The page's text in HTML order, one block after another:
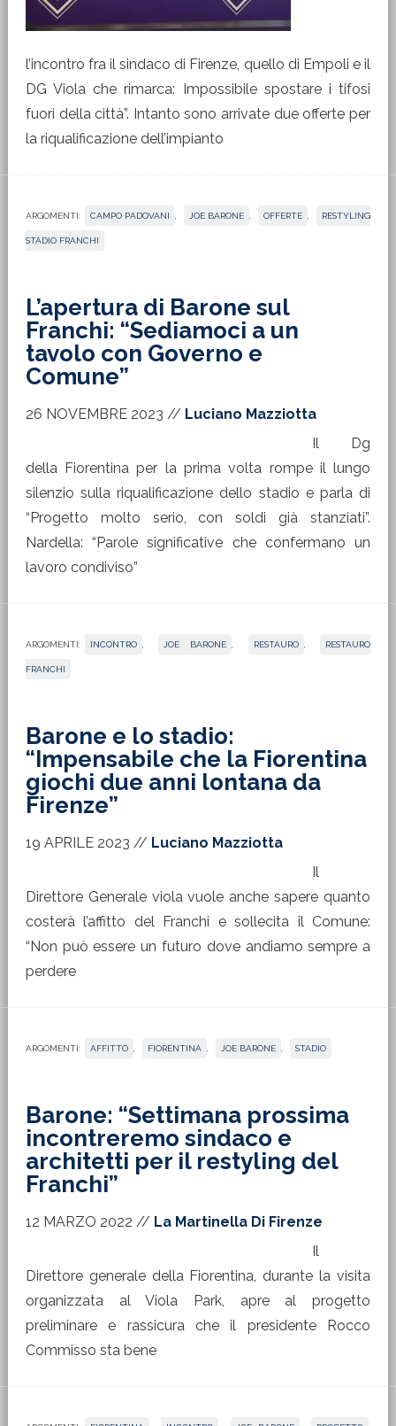
l’incontro fra il sindaco di Firenze, quello di Empoli e il
DG Viola che rimarca: Impossibile spostare i tifosi
fuori della città”. Intanto sono arrivate due offerte per
la riqualificazione dell’impianto
ARGOMENTI: CAMPO PADOVANI JOE BARONE OFFERTE RESTYLING
STADIO FRANCHI
L’apertura di Barone sul
Franchi: “Sediamoci a un
tavolo con Governo e
Comune”
26 NOVEMBRE 2023 // Luciano Mazziotta
Il Dg
della Fiorentina per la prima volta rompe il lungo
silenzio sulla riqualificazione dello stadio e parla di
“Progetto molto serio, con soldi già stanziati”.
Nardella: “Parole significative che confermano un
lavoro condiviso”
ARGOMENTI: INCONTRO JOE BARONE RESTAURO RESTAURO
FRANCHI
Barone e lo stadio:
“Impensabile che la Fiorentina
giochi due anni lontana da
Firenze”
19 APRILE 2023 // Luciano Mazziotta
Il
Direttore Generale viola vuole anche sapere quanto
costerà l’affitto del Franchi e sollecita il Comune:
“Non può essere un futuro dove andiamo sempre a
perdere
ARGOMENTI: AFFITTO FIORENTINA JOE BARONE STADIO
Barone: “Settimana prossima
incontreremo sindaco e
architetti per il restyling del
Franchi”
12 MARZO 2022 // La Martinella Di Firenze
Il
Direttore generale della Fiorentina, durante la visita
organizzata al Viola Park, apre al progetto
preliminare e rassicura che il presidente Rocco
Commisso sta bene